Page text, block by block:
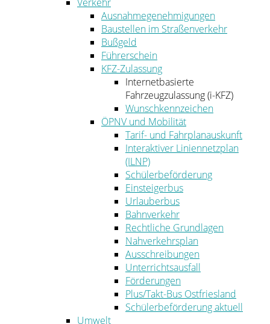
Ausnahmegenehmigungen
Baustellen im Straßenverkehr
Bußgeld
Führerschein
KFZ-Zulassung
Internetbasierte
Fahrzeugzulassung (i-KFZ)
Wunschkennzeichen
ÖPNV und Mobilität
Tarif- und Fahrplanauskunft
Interaktiver Liniennetzplan
(ILNP)
Schülerbeförderung
Einsteigerbus
Urlauberbus
Bahnverkehr
Rechtliche Grundlagen
Nahverkehrsplan
Ausschreibungen
Unterrichtsausfall
Förderungen
Plus/Takt-Bus Ostfriesland
Schülerbeförderung aktuell
Umwelt